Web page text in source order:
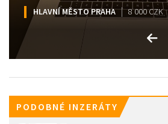
HLAVNÍ MĚSTO PRAHA 17 000 CZK
HLAVNÍ MĚSTO PRAHA 8 000 CZK
HLAVNÍ MĚSTO PRAHA 13 000 CZK
HLAVNÍ MĚSTO PRAHA 12 000 CZK
HLAVNÍ MĚSTO PRAHA 7 500 CZK
PODOBNÉ INZERÁTY